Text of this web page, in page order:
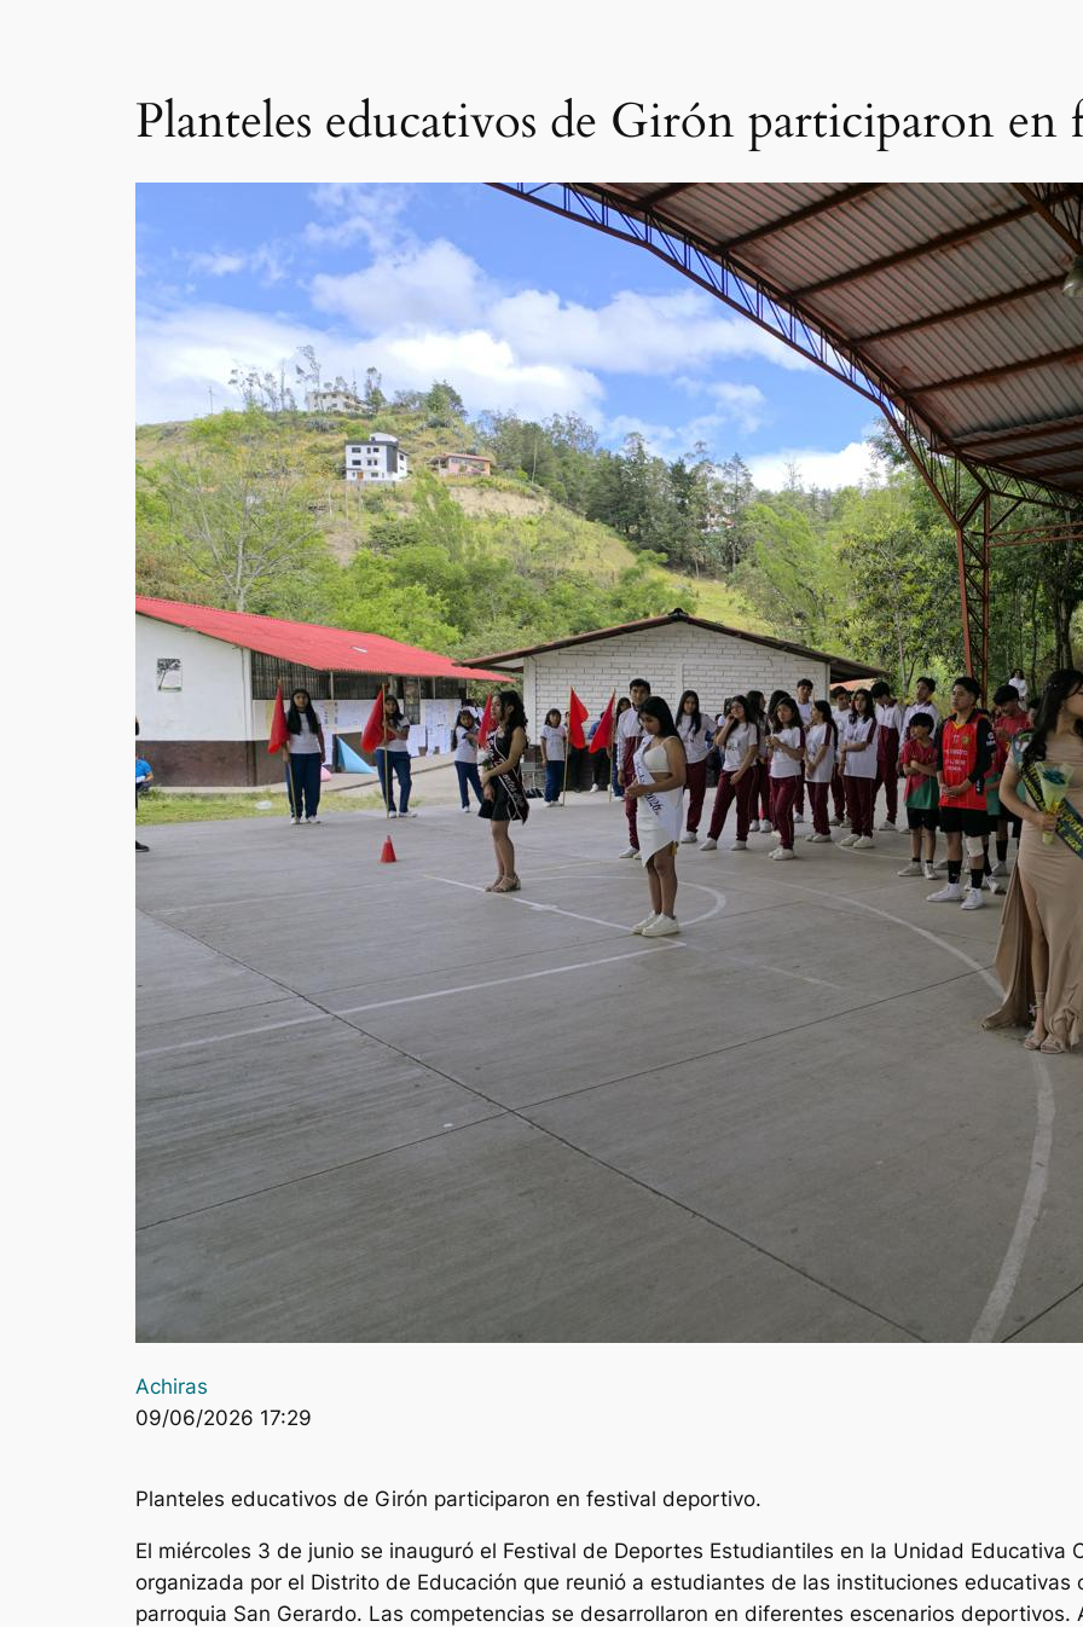
Planteles educativos de Girón participaron en
Achiras
09/06/2026 17:29
Planteles educativos de Girón participaron en festival deportivo.
El miércoles 3 de junio se inauguró el Festival de Deportes Estudiantiles en la Unidad Educativa
organizada por el Distrito de Educación que reunió a estudiantes de las instituciones educativas
parroquia San Gerardo. Las competencias se desarrollaron en diferentes escenarios